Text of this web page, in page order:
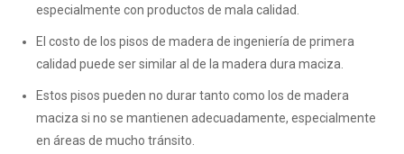
especialmente con productos de mala calidad.
El costo de los pisos de madera de ingeniería de primera
calidad puede ser similar al de la madera dura maciza.
Estos pisos pueden no durar tanto como los de madera
maciza si no se mantienen adecuadamente, especialmente
en áreas de mucho tránsito.